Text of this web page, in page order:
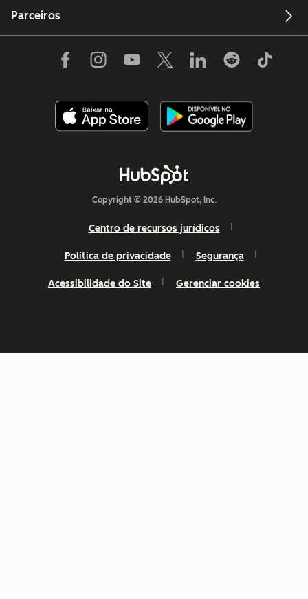
Parceiros
Copyright © 2026 HubSpot, Inc.
Centro de recursos jurídicos
Política de privacidade Segurança
Acessibilidade do Site Gerenciar cookies